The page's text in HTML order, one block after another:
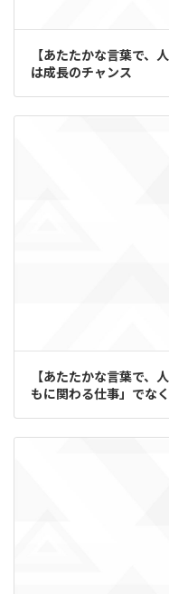
【あたたかな言葉で、
は成長のチャンス
【あたたかな言葉で、
もに関わる仕事」でな